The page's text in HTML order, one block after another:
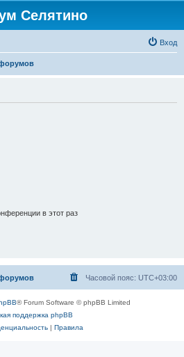
Селятино
Вход
в этот раз
Часовой пояс: UTC+03:00
® Forum Software © phpBB Limited
поддержка phpBB
| Правила